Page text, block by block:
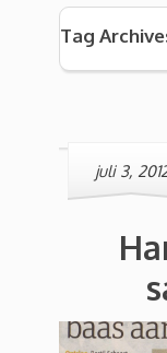
Tag
juli 3,